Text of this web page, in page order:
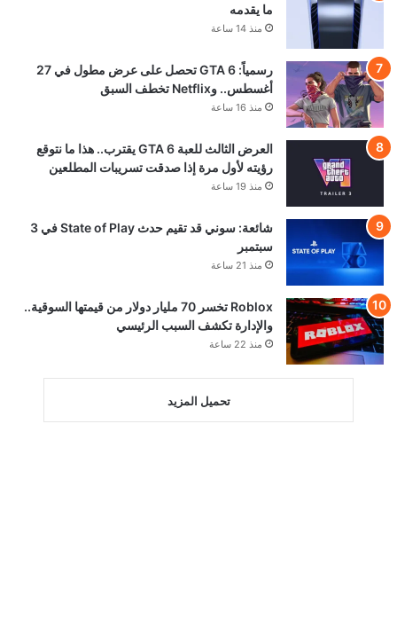
ما يقدمه
منذ 14 ساعة
رسمياً: GTA 6 تحصل على عرض مطول في 27
أغسطس.. وNetflix تخطف السبق
منذ 16 ساعة
العرض الثالث للعبة GTA 6 يقترب.. هذا ما نتوقع
رؤيته لأول مرة إذا صدقت تسريبات المطلعين
منذ 19 ساعة
شائعة: سوني قد تقيم حدث State of Play في 3
سبتمبر
منذ 21 ساعة
Roblox تخسر 70 مليار دولار من قيمتها السوقية..
والإدارة تكشف السبب الرئيسي
منذ 22 ساعة
تحميل المزيد